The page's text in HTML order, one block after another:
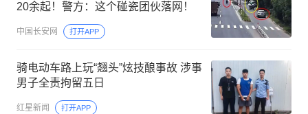
20余起！警方：这个碰瓷团伙落网！
中国长安网 打开APP
骑电动车路上玩“翘头”炫技酿事故 涉事
男子全责拘留五日
红星新闻 打开APP